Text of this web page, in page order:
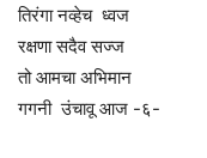
तिरंगा नव्हेच ध्वज
रक्षणा सदैव सज्ज
तो आमचा अभिमान
गगनी उंचावू आज -६-